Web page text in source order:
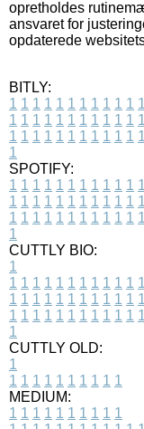
opretholdes
ansvaret for
opdaterede
BITLY:
1 1 1 1 1 1 1 1 1 1 1 1
1 1 1 1 1 1 1 1 1 1 1 1
1 1 1 1 1 1 1 1 1 1 1 1
1
SPOTIFY:
1 1 1 1 1 1 1 1 1 1 1 1
1 1 1 1 1 1 1 1 1 1 1 1
1 1 1 1 1 1 1 1 1 1 1 1
1
CUTTLY BIO:
1
1 1 1 1 1 1 1 1 1 1 1 1
1 1 1 1 1 1 1 1 1 1 1 1
1 1 1 1 1 1 1 1 1 1 1 1
1
CUTTLY OLD:
1
1 1 1 1 1 1 1 1 1 1
MEDIUM:
1 1 1 1 1 1 1 1 1 1